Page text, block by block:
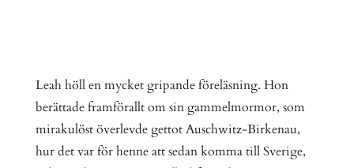
Leah höll en mycket gripande föreläsning. Hon
berättade framförallt om sin gammelmormor, som
mirakulöst överlevde gettot Auschwitz-Birkenau,
hur det var för henne att sedan komma till Sverige,